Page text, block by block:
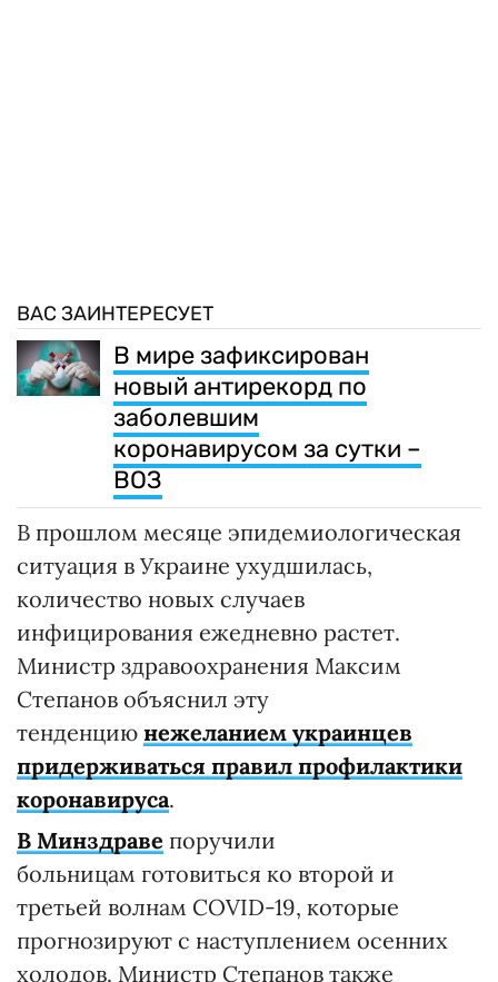
ВАС ЗАИНТЕРЕСУЕТ
В мире зафиксирован
новый антирекорд по
заболевшим
коронавирусом за сутки –
ВОЗ
В прошлом месяце эпидемиологическая
ситуация в Украине ухудшилась,
количество новых случаев
инфицирования ежедневно растет.
Министр здравоохранения Максим
Степанов объяснил эту
тенденцию нежеланием украинцев
придерживаться правил профилактики
коронавируса.
В Минздраве поручили
больницам готовиться ко второй и
третьей волнам COVID-19, которые
прогнозируют с наступлением осенних
холодов. Министр Степанов также